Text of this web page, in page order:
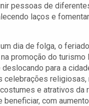
pessoas de
laços e
dia de folga, o
promoção do turismo
para a
celebrações religiosas,
e atrativos da
beneficiar, com